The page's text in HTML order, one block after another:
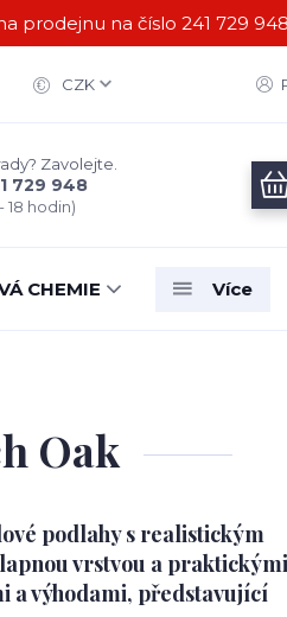
prodejnu na číslo 241 729 948
CZK
Zavolejte.
729 948
18 hodin)
CHEMIE Více
Oak
podlahy s realistickým
vrstvou a praktickými
a výhodami, představující